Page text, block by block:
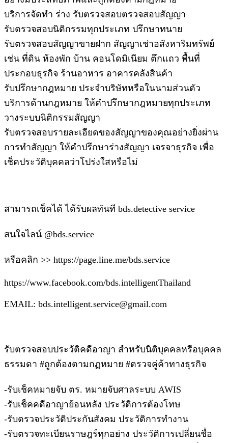
บริการจัดทำ ร่าง รับตรวจสอบตรวจสอบสัญญา
รับตรวจสอบนิติกรรมทุกประเภท ปรึกษาทนาย
รับตรวจสอบสัญญาขายฝาก สัญญาเช่าอสังหาริมทรัพย์
เช่น ที่ดิน ห้องพัก บ้าน คอนโดมิเนียม ตึกแถว พื้นที่
ประกอบธุรกิจ ร้านอาหาร อาคารคลังสินค้า
รับปรึกษากฎหมาย ประจำบริษัทหรือในนามส่วนตัว
บริการด้านกฎหมาย ให้คำปรึกษากฎหมายทุกประเภท
วางระบบนิติกรรมสัญญา
รับตรวจสอบรายละเอียดของสัญญาของคุณอย่างยิ่งผ่าน
การทำสัญญา ให้คำปรึกษาร่างสัญญา เจรจาธุรกิจ เพื่อ
เช็คประวัติบุคคลว่าโปร่งใสหรือไม่
สามารถเช็คได้ ได้รับผลทันที bds.detective service
สนใจไลน์ @bds.service
หรือคลิก >> https://page.line.me/bds.service
https://www.facebook.com/bds.intelligentThailand
EMAIL: bds.intelligent.service@gmail.com
รับตรวจสอบประวัติคดีอาญา สำหรับนิติบุคคลหรือบุคคล
ธรรมดา #ถูกต้องตามกฏหมาย #ตรวจคู่ค้าทางธุรกิจ
-รับเช็คหมายจับ ตร. หมายจับศาลระบบ AWIS
-รับเช็คคดีอาญาย้อนหลัง ประวัติการต้องโทษ
-รับตรวจประวัติประกันสังคม ประวัติการทำงาน
-รับตรวจทะเบียนราษฎร์ทุกอย่าง ประวัติการเปลี่ยนชื่อ